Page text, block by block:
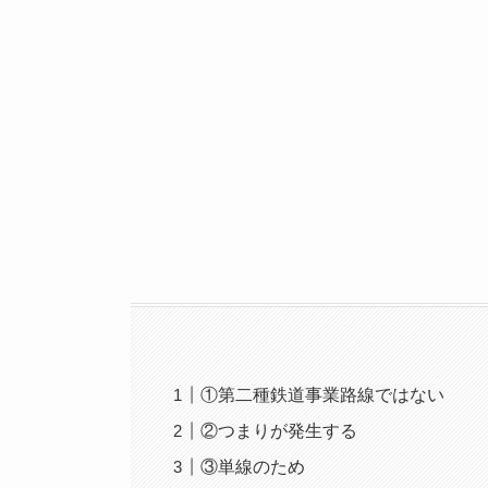
①第二種鉄道事業路線ではない
②つまりが発生する
③単線のため